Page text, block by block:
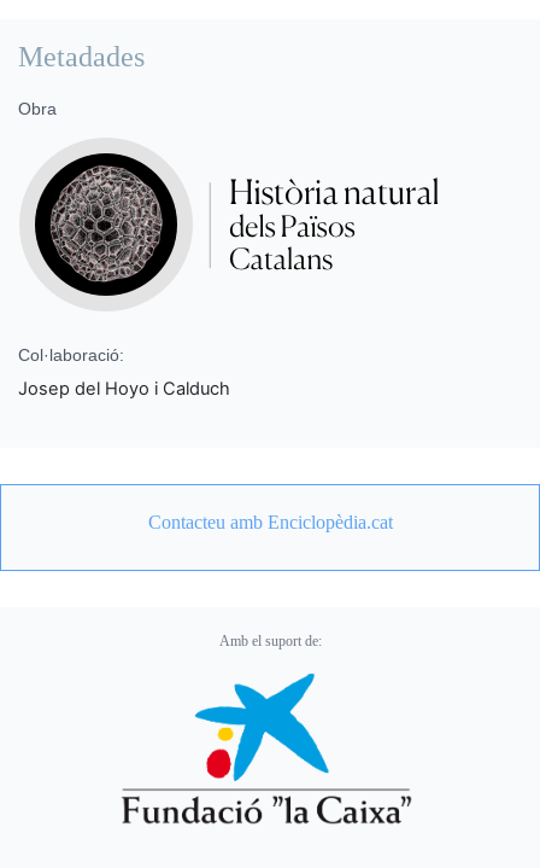
Metadades
Obra
Col·laboració:
Josep del Hoyo i Calduch
Contacteu amb Enciclopèdia.cat
Amb el suport de: